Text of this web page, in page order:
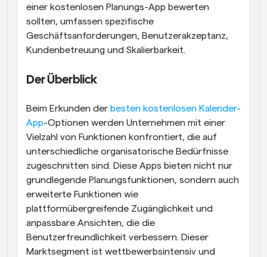
einer kostenlosen Planungs-App bewerten
sollten, umfassen spezifische
Geschäftsanforderungen, Benutzerakzeptanz,
Kundenbetreuung und Skalierbarkeit.
Der Überblick
Beim Erkunden der besten kostenlosen Kalender-
App-Optionen werden Unternehmen mit einer
Vielzahl von Funktionen konfrontiert, die auf
unterschiedliche organisatorische Bedürfnisse
zugeschnitten sind. Diese Apps bieten nicht nur
grundlegende Planungsfunktionen, sondern auch
erweiterte Funktionen wie
plattformübergreifende Zugänglichkeit und
anpassbare Ansichten, die die
Benutzerfreundlichkeit verbessern. Dieser
Marktsegment ist wettbewerbsintensiv und